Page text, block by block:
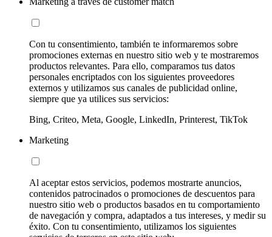
Con tu consentimiento, también te informaremos sobre
promociones externas en nuestro sitio web y te mostraremos
productos relevantes. Para ello, comparamos tus datos
personales encriptados con los siguientes proveedores
externos y utilizamos sus canales de publicidad online,
siempre que ya utilices sus servicios:
Bing, Criteo, Meta, Google, LinkedIn, Printerest, TikTok
Marketing
Al aceptar estos servicios, podemos mostrarte anuncios,
contenidos patrocinados o promociones de descuentos para
nuestro sitio web o productos basados en tu comportamiento
de navegación y compra, adaptados a tus intereses, y medir su
éxito. Con tu consentimiento, utilizamos los siguientes